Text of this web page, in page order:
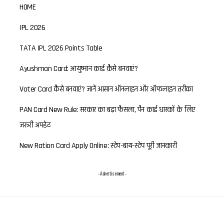
HOME
IPL 2026
TATA IPL 2026 Points Table
Ayushman Card: आयुष्मान कार्ड कैसे बनवाएं?
Voter Card कैसे बनवाएं? जानें आसान ऑनलाइन और ऑफलाइन तरीका
PAN Card New Rule: सरकार का बड़ा फैसला, पैन कार्ड धारकों के लिए
जरूरी अपडेट
New Ration Card Apply Online: स्टेप-बाय-स्टेप पूरी जानकारी
- Advertisement -